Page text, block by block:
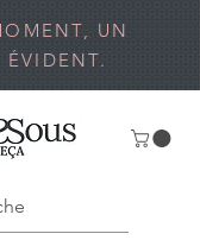
UN
ÉVIDENT.